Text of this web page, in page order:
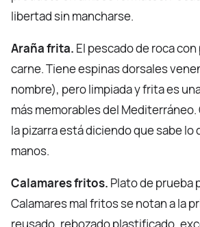
libertad sin mancharse.
Araña frita. El pescado de roca
carne. Tiene espinas dorsales
nombre), pero limpiada y frita es
más memorables del Mediterráneo.
la pizarra está diciendo que sabe
manos.
Calamares fritos. Plato de prueba
Calamares mal fritos se notan a la